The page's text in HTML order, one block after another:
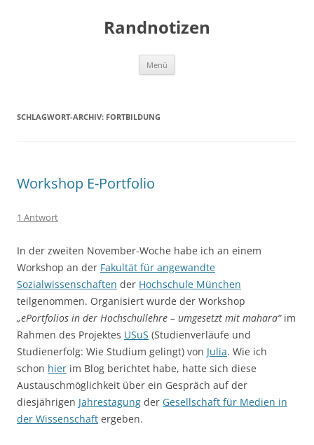
Randnotizen
Menü
SCHLAGWORT-ARCHIV: FORTBILDUNG
Workshop E-Portfolio
1 Antwort
In der zweiten November-Woche habe ich an einem
Workshop an der Fakultät für angewandte
Sozialwissenschaften der Hochschule München
teilgenommen. Organisiert wurde der Workshop
„ePortfolios in der Hochschullehre – umgesetzt mit mahara“im
Rahmen des Projektes USuS (Studienverläufe und
Studienerfolg: Wie Studium gelingt) von Julia. Wie ich
schon hier im Blog berichtet habe, hatte sich diese
Austauschmöglichkeit über ein Gespräch auf der
diesjährigen Jahrestagung der Gesellschaft für Medien in
der Wissenschaft ergeben.